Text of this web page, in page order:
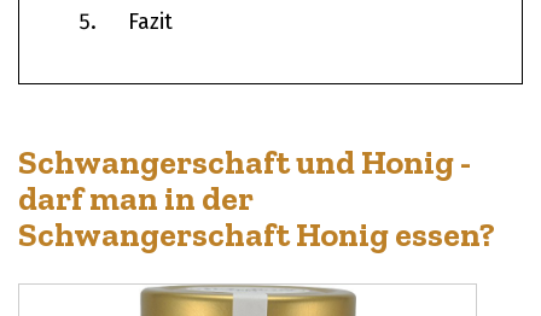
Fazit
Schwangerschaft und Honig -
darf man in der
Schwangerschaft Honig essen?